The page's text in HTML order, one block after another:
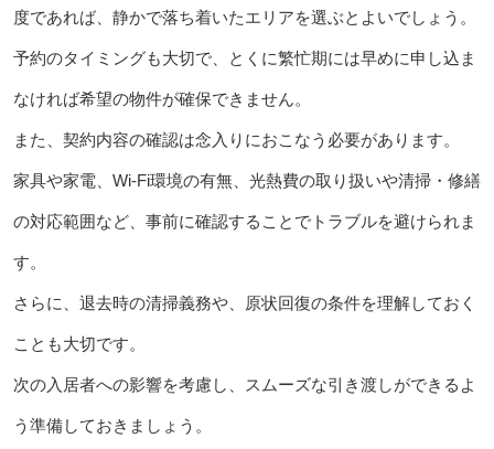
度であれば、静かで落ち着いたエリアを選ぶとよいでしょう。
予約のタイミングも大切で、とくに繁忙期には早めに申し込ま
なければ希望の物件が確保できません。
また、契約内容の確認は念入りにおこなう必要があります。
家具や家電、Wi‑Fi環境の有無、光熱費の取り扱いや清掃・修繕
の対応範囲など、事前に確認することでトラブルを避けられま
す。
さらに、退去時の清掃義務や、原状回復の条件を理解しておく
ことも大切です。
次の入居者への影響を考慮し、スムーズな引き渡しができるよ
う準備しておきましょう。